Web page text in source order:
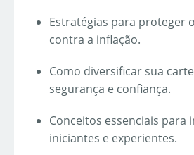
Estratégias para proteger
contra a inflação.
Como diversificar sua
segurança e confiança.
Conceitos essenciais para
iniciantes e experientes.